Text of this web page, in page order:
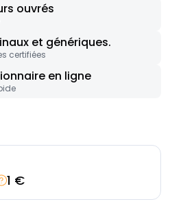
ouvrés
et génériques.
certifiées
en ligne
1 €